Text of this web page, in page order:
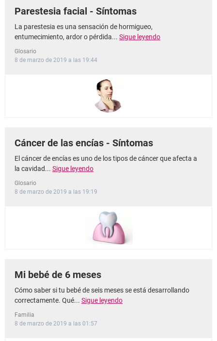
Parestesia facial - Síntomas
La parestesia es una sensación de hormigueo,
entumecimiento, ardor o pérdida... Sigue leyendo
Glosario
8 de marzo de 2019 a las 19:44
Cáncer de las encías - Síntomas
El cáncer de encías es uno de los tipos de cáncer que afecta a
la cavidad... Sigue leyendo
Glosario
8 de marzo de 2019 a las 19:19
Mi bebé de 6 meses
Cómo saber si tu bebé de seis meses se está desarrollando
correctamente. Qué... Sigue leyendo
Familia
8 de marzo de 2019 a las 01:57